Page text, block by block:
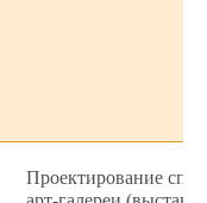
Проектирование